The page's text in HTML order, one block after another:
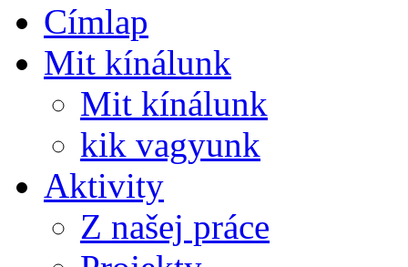
Címlap
Mit kínálunk
Mit kínálunk
kik vagyunk
Aktivity
Z našej práce